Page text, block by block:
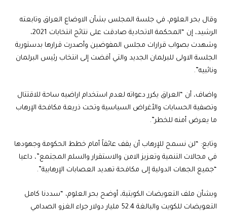
وقال بحر العلوم، في جلسة المجلس بشأن الاوضاع العراق وتابعته
الرشيد، إن “المحكمة الاتحادية صادقت على نتائج انتخابات 2021،
وشهدت بصواب قرارات مجلس المفوضين وأصدرت قرارها بدستورية
الجلسة الاولى للبرلمان الجديد والتي أفضت إلى انتخاب رئيس البرلمان
ونائبيه”.
واضاف، أن “العراق يكرر دعواته لعدم استخدام اراضيه ساحة للاقتتال
وتصفية الحسابات والأغراض السياسية وتحت ذريعة مكافحة الإرهاب
ما يعرض أمنه للخطر”.
وتابع: “لن نسمح للإرهاب أن يقف عائقاً أمام خطط الحكومة وجهودها
في مجالات التنمية وتعزيز الامن والاستقرار والسلم المجتمع”، داعيا
“جميع الجهات الدولية إلى مكافحة تهديد العصابات الإرهابية”.
وبشأن ملف التعويضات الكويتية، أوضح بحر العلوم، “سددنا كامل
التعويضات للكويت والبالغة 52.4 مليار دولار جراء الغزو الصدامي